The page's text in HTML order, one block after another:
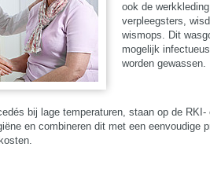
ook de
verpleegsters,
wismops. Dit
mogelijk
worden gewassen.
bij lage temperaturen, staan op de
en combineren dit met een eenvoudige